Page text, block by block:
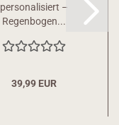
personalisiert –
Regenbogen...
39,99 EUR